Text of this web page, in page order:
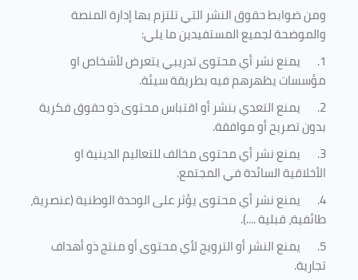
ومن ضوابط حقوق النشر التي تلتزم بها إدارة المنصة
والموضحة لجميع المستفيدين ما يلي:
1.
يمنع نشر أي محتوى تدريبي يتعرض لأشخاص او
مؤسسات يظهرهم فيه بطريقة سيئة.
2.
يمنع التعدي بنشر أو اقتباس محتوى ذو حقوق فكرية
بدون تصريح أو موافقة.
3.
يمنع نشر أي محتوى مخالف للتعاليم الدينية او
الأخلاقية السائدة في المجتمع.
4.
يمنع نشر أي محتوى يؤثر على الوحدة الوطنية (عنصرية،
طائفية، قبلية ....).
5.
يمنع النشر أو الترويج لأي محتوى أو منتج ذو أهداف
تجارية.